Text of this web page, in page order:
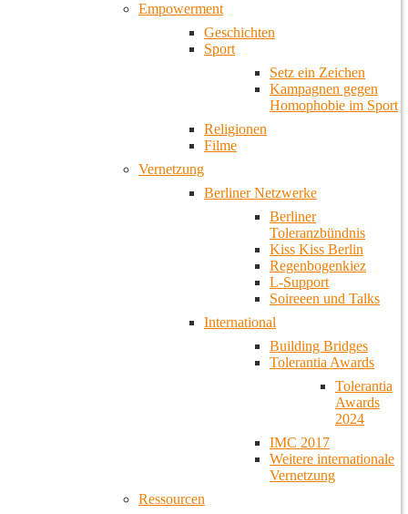
Empowerment
Geschichten
Sport
Setz ein Zeichen
Kampagnen gegen
Homophobie im Sport
Religionen
Filme
Vernetzung
Berliner Netzwerke
Berliner
Toleranzbündnis
Kiss Kiss Berlin
Regenbogenkiez
L-Support
Soireeen und Talks
International
Building Bridges
Tolerantia Awards
Tolerantia
Awards
2024
IMC 2017
Weitere internationale
Vernetzung
Ressourcen